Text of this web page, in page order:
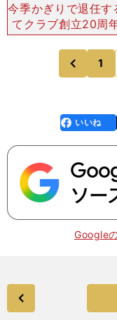
今季かぎりで退任す
てクラブ創立20周
得するための舞台
れを実現するだけ
ざ
前
1
faceboo
k
いいね
Google